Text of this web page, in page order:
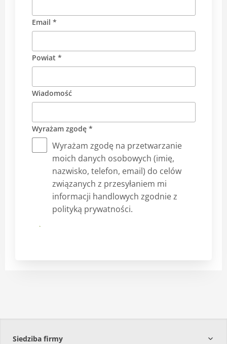
Email *
Powiat *
Wiadomość
Wyrażam zgodę *
Wyrażam zgodę na przetwarzanie
moich danych osobowych (imię,
nazwisko, telefon, email) do celów
związanych z przesyłaniem mi
informacji handlowych zgodnie z
polityką prywatności.
Submit
Siedziba firmy